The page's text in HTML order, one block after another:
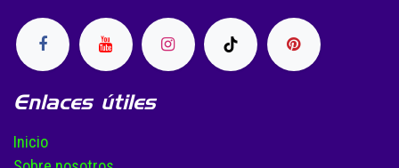
Enlaces útiles
Inicio